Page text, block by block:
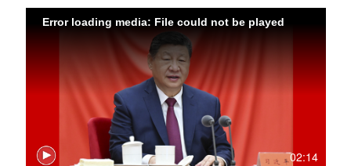
02:14
Error loading media: File could not be played